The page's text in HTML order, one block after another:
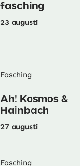
fasching
23 augusti
Fasching
Ah! Kosmos &
Hainbach
27 augusti
Fasching